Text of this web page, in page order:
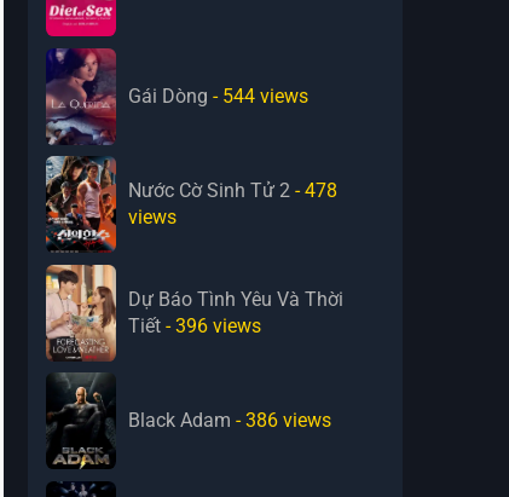
Gái Dòng - 544 views
Nước Cờ Sinh Tử 2 - 478
views
Dự Báo Tình Yêu Và Thời
Tiết - 396 views
Black Adam - 386 views